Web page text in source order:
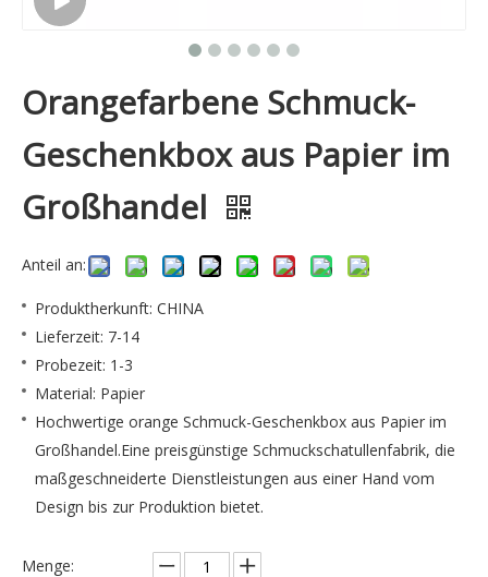
Orangefarbene Schmuck-
Geschenkbox aus Papier im
Großhandel
Anteil an:
Produktherkunft: CHINA
Lieferzeit: 7-14
Probezeit: 1-3
Material: Papier
Hochwertige orange Schmuck-Geschenkbox aus Papier im
Großhandel.Eine preisgünstige Schmuckschatullenfabrik, die
maßgeschneiderte Dienstleistungen aus einer Hand vom
Design bis zur Produktion bietet.
Menge: